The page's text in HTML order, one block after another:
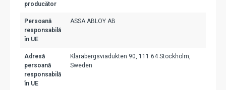
producător
Persoană
responsabilă
în UE
ASSA ABLOY AB
Adresă
persoană
responsabilă
în UE
Klarabergsviadukten 90, 111 64 Stockholm,
Sweden